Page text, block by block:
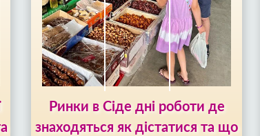
Ринки в Сіде дні роботи де
знаходяться як дістатися та що